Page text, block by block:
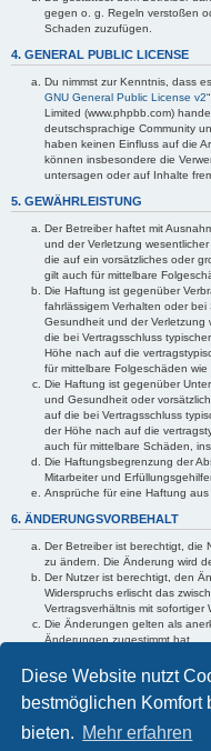
Diese Website nutzt
bestmöglichen Komfort
bieten. Mehr erfahren
gegen o. g. Regeln verstoßen
Schaden zuzufügen.
4. GENERAL PUBLIC LICENSE
Du nimmst zur Kenntnis, dass
GNU General Public License v2
Limited (www.phpbb.com)
deutschsprachige Community
haben keinen Einfluss auf die
können insbesondere die
untersagen oder auf Inhalte
5. GEWÄHRLEISTUNG
Der Betreiber haftet mit
und der Verletzung
die auf ein vorsätzliches oder
gilt auch für mittelbare
Die Haftung ist gegenüber
fahrlässigem Verhalten oder
Gesundheit und der Verletzung
die bei Vertragsschluss
Höhe nach auf die
für mittelbare Folgeschäden
Die Haftung ist gegenüber
und Gesundheit oder
auf die bei Vertragsschluss
der Höhe nach auf die
auch für mittelbare Schäden,
Die Haftungsbegrenzung der
Mitarbeiter und
Ansprüche für eine Haftung
6. ÄNDERUNGSVORBEHALT
Der Betreiber ist berechtigt, die
zu ändern. Die Änderung wird
Der Nutzer ist berechtigt, den
Widerspruchs erlischt das
Vertragsverhältnis mit sofortiger
Die Änderungen gelten als
Änderungen zugestimmt hat.
Informationen über den
Datenschutzerklärung enthalten.
Portal Foren-Übersicht